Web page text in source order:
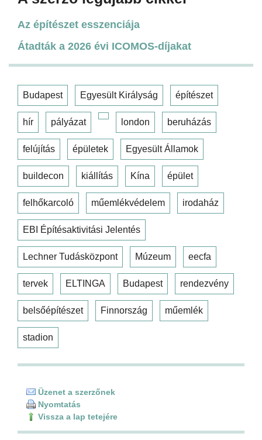
Az építészet esszenciája
Átadták a 2026 évi ICOMOS-díjakat
Budapest Egyesült Királyság építészet
hír pályázat london beruházás
felújítás épületek Egyesült Államok
buildecon kiállítás Kína épület
felhőkarcoló műemlékvédelem irodaház
EBI Építésaktivitási Jelentés
Lechner Tudásközpont Múzeum eecfa
tervek ELTINGA Budapest rendezvény
belsőépítészet Finnország műemlék
stadion
Üzenet a szerzőnek
Nyomtatás
Vissza a lap tetejére